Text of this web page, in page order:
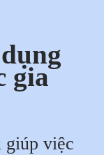
gia
giúp việc